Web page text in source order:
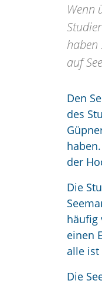
Wenn
haben
auf
Den
des
der
Die
häufig
einen
alle ist
Die